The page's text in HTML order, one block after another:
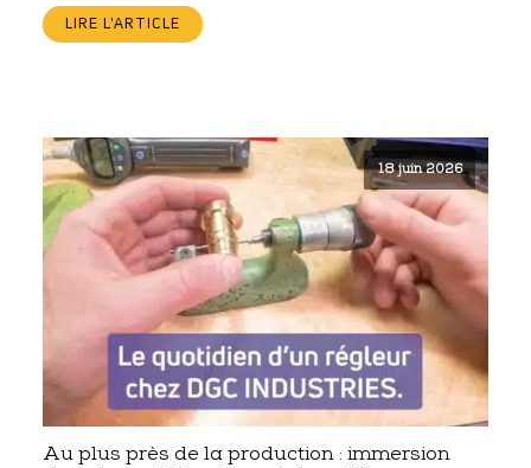
LIRE L'ARTICLE
18 juin 2026
Au plus près de la production : immersion